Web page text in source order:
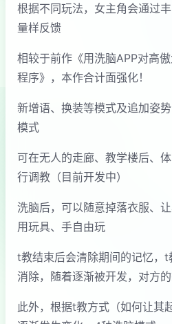
根据不同玩法，女主角会通过
量样反馈
相较于前作《用洗脑APP对高
程序》，本作合计面强化！
新增语、换装等模式及追加姿
模式
可在无人的走廊、教学楼后、
行调教（目前开发中）
洗脑后，可以随意掉落衣服、
用玩具、手自由玩
t教结束后会清除期间的记忆，
消除，随着逐渐被开发，对方
此外，根据t教方式（如何让其